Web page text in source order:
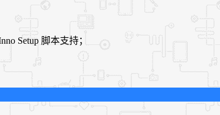
Setup 脚本支持；